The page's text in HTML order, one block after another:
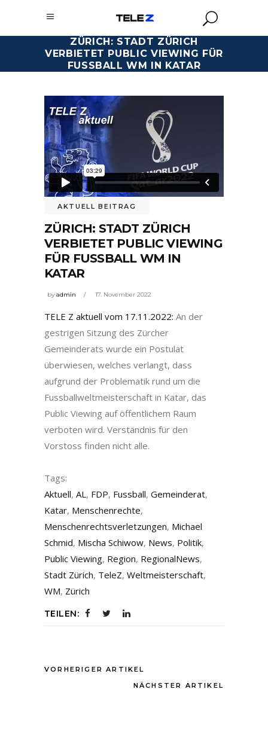
ZÜRICH: STADT ZÜRICH
VERBIETET PUBLIC VIEWING FÜR
FUSSBALL WM IN KATAR
AKTUELL BEITRAG
ZÜRICH: STADT ZÜRICH
VERBIETET PUBLIC VIEWING
FÜR FUSSBALL WM IN
KATAR
byadmin 17. November 2022
TELE Z aktuell vom 17.11.2022: An der
gestrigen Sitzung des Zürcher
Gemeinderats wurde ein Postulat
überwiesen, welches verlangt, dass
aufgrund der Problematik rund um die
Fussballweltmeisterschaft in Katar, das
Public Viewing auf öffentlichem Raum
verboten wird. Verständnis für den
Vorstoss finden nicht alle.
Tags:
Aktuell, AL, FDP, Fussball, Gemeinderat,
Katar, Menschenrechte,
Menschenrechtsverletzungen, Michael
Schmid, Mischa Schiwow, News, Politik,
Public Viewing, Region, RegionalNews,
Stadt Zürich, TeleZ, Weltmeisterschaft,
WM, Zürich
TEILEN:
VORHERIGER ARTIKEL
NÄCHSTER ARTIKEL